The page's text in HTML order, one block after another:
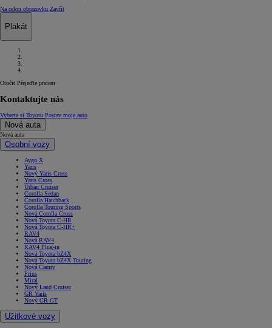
Na celou obrazovku Zavřít
Plakát
Otočit Přejeďte prstem
Kontaktujte nás
Vyberte si Toyotu Postav moje auto
Nová auta
Nová auta
Osobní vozy
Aygo X
Yaris
Nový Yaris Cross
Yaris Cross
Urban Cruiser
Corolla Sedan
Corolla Hatchback
Corolla Touring Sports
Nová Corolla Cross
Nová Toyota C-HR
Nová Toyota C-HR+
RAV4
Nová RAV4
RAV4 Plug-in
Nová Toyota bZ4X
Nová Toyota bZ4X Touring
Nová Camry
Prius
Mirai
Nový Land Cruiser
GR Yaris
Nový GR GT
Užitkové vozy